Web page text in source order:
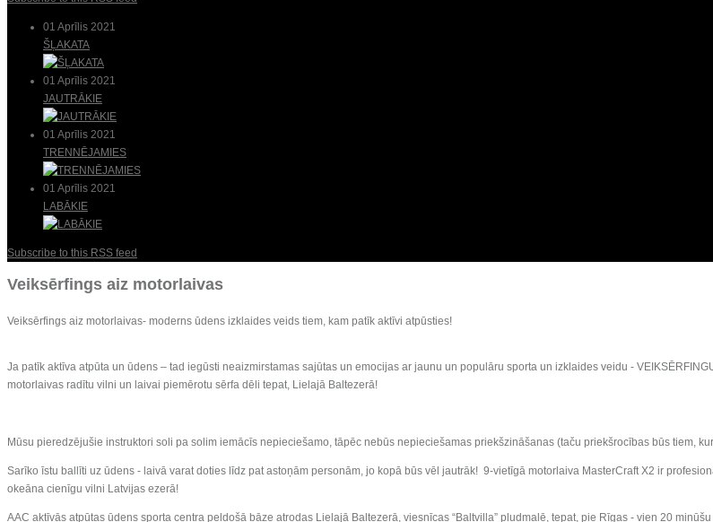
01 Aprīlis 2021
ŠĻAKATA
01 Aprīlis 2021
JAUTRĀKIE
01 Aprīlis 2021
TRENNĒJAMIES
01 Aprīlis 2021
LABĀKIE
Subscribe to this RSS feed
Veiksērfings aiz motorlaivas
Veiksērfings aiz motorlaivas- moderns ūdens izklaides veids tiem, kam patīk aktīvi atpūsties!
Ja patīk aktīva atpūta un ūdens – tad iegūsti neaizmirstamas sajūtas un emocijas ar jaunu un populāru sporta un izklaides veidu -
motorlaivas radītu vilni un laivai piemērotu sērfa dēli tepat, Lielajā Baltezerā!
Mūsu pieredzējušie instruktori soli pa solim iemācīs nepieciešamo, tāpēc nebūs nepieciešamas priekšzināšanas (taču priekšrocības būs tiem,
Sarīko īstu ballīti uz ūdens - laivā varat doties līdz pat astoņām personām, jo kopā būs vēl jautrāk! 9-vietīgā motorlaiva MasterCraft X2 ir
okeāna cienīgu vilni Latvijas ezerā!
AAC aktīvās atpūtas ūdens sporta centra peldošā bāze atrodas Lielajā Baltezerā, viesnīcas “Baltvilla” pludmalē, tepat, pie Rīgas - vien 20